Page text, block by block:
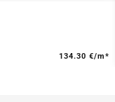
134.30 €/m*